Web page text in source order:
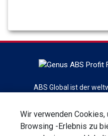
Wir verwenden
Browsing -Erlebnis zu
ABS Global ist der
Global ist eine